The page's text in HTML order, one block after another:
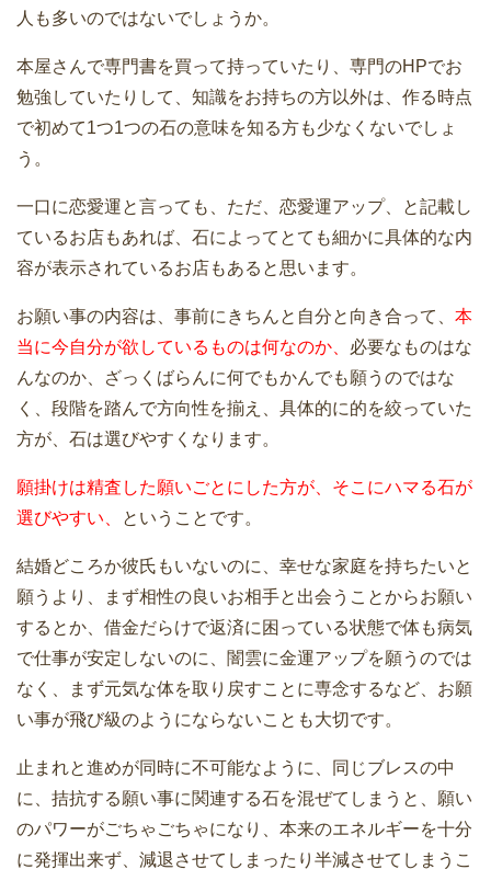
人も多いのではないでしょうか。
本屋さんで専門書を買って持っていたり、専門のHPでお
勉強していたりして、知識をお持ちの方以外は、作る時点
で初めて1つ1つの石の意味を知る方も少なくないでしょ
う。
一口に恋愛運と言っても、ただ、恋愛運アップ、と記載し
ているお店もあれば、石によってとても細かに具体的な内
容が表示されているお店もあると思います。
お願い事の内容は、事前にきちんと自分と向き合って、 本
当に今自分が欲しているものは何なのか、 必要なものはな
んなのか、ざっくばらんに何でもかんでも願うのではな
く、段階を踏んで方向性を揃え、具体的に的を絞っていた
方が、石は選びやすくなります。
願掛けは精査した願いごとにした方が、そこにハマる石が
選びやすい、
ということです。
結婚どころか彼氏もいないのに、幸せな家庭を持ちたいと
願うより、まず相性の良いお相手と出会うことからお願い
するとか、借金だらけで返済に困っている状態で体も病気
で仕事が安定しないのに、闇雲に金運アップを願うのでは
なく、まず元気な体を取り戻すことに専念するなど、お願
い事が飛び級のようにならないことも大切です。
止まれと進めが同時に不可能なように、同じブレスの中
に、拮抗する願い事に関連する石を混ぜてしまうと、願い
のパワーがごちゃごちゃになり、本来のエネルギーを十分
に発揮出来ず、減退させてしまったり半減させてしまうこ